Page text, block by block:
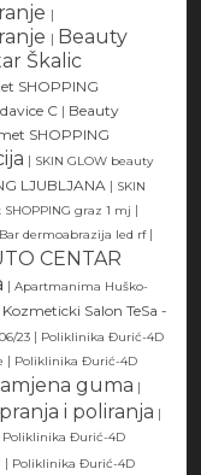
|
| Beauty
Škalic
SHOPPING
C | Beauty
SHOPPING
| SKIN GLOW beauty
LJUBLJANA | SKIN
graz 1 mj |
dermoabrazija led rf |
CENTAR
| Apartmanima Huško-
Kozmeticki Salon TeSa -
23 | Poliklinika Đurić-4D
| Poliklinika Đurić-4D
guma |
i poliranja |
Poliklinika Đurić-4D
| Poliklinika Đurić-4D